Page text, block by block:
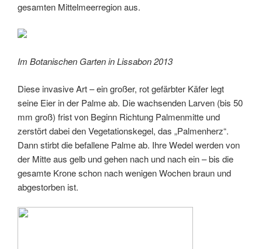
gesamten Mittelmeerregion aus.
Im Botanischen Garten in Lissabon 2013
Diese invasive Art – ein großer, rot gefärbter Käfer legt
seine Eier in der Palme ab. Die wachsenden Larven (bis 50
mm groß) frist von Beginn Richtung Palmenmitte und
zerstört dabei den Vegetationskegel, das „Palmenherz“.
Dann stirbt die befallene Palme ab. Ihre Wedel werden von
der Mitte aus gelb und gehen nach und nach ein – bis die
gesamte Krone schon nach wenigen Wochen braun und
abgestorben ist.